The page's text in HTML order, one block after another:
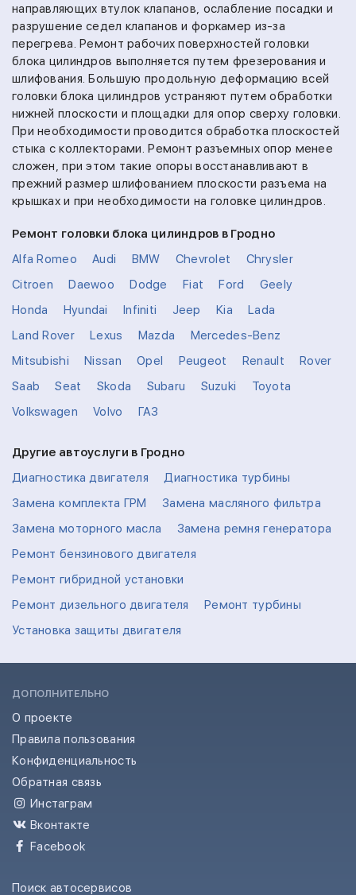
направляющих втулок клапанов, ослабление посадки и
разрушение седел клапанов и форкамер из-за
перегрева. Ремонт рабочих поверхностей головки
блока цилиндров выполняется путем фрезерования и
шлифования. Большую продольную деформацию всей
головки блока цилиндров устраняют путем обработки
нижней плоскости и площадки для опор сверху головки.
При необходимости проводится обработка плоскостей
стыка с коллекторами. Ремонт разъемных опор менее
сложен, при этом такие опоры восстанавливают в
прежний размер шлифованием плоскости разъема на
крышках и при необходимости на головке цилиндров.
Ремонт головки блока цилиндров в Гродно
Alfa Romeo
Audi BMW Chevrolet
Chrysler
Citroen
Daewoo Dodge Fiat Ford
Geely
Honda
Hyundai Infiniti Jeep Kia
Lada
Land Rover
Lexus Mazda
Mercedes-Benz
Mitsubishi
Nissan Opel Peugeot Renault
Rover
Saab
Seat Skoda Subaru Suzuki
Toyota
Volkswagen
Volvo ГАЗ
Другие автоуслуги в Гродно
Диагностика двигателя
Диагностика турбины
Замена комплекта ГРМ
Замена масляного фильтра
Замена моторного масла
Замена ремня генератора
Ремонт бензинового двигателя
Ремонт гибридной установки
Ремонт дизельного двигателя
Ремонт турбины
Установка защиты двигателя
ДОПОЛНИТЕЛЬНО
О проекте
Правила пользования
Конфиденциальность
Обратная связь
Инстаграм
Вконтакте
Facebook
Поиск автосервисов